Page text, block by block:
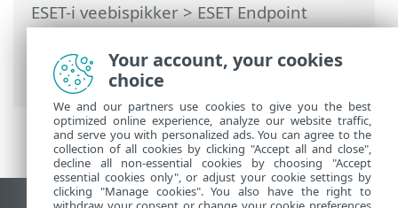
ESET-i veebispikker>ESET Endpoint
Antivirus>Täpsem häälestus>Kaitsed>
Failisüsteemi reaalajaline kaitse>
Protsesside väljajätmine
Your account, your cookies
choice
We and our partners use cookies to give you the best
optimized online experience, analyze our website traffic,
and serve you with personalized ads. You can agree to the
collection of all cookies by clicking "Accept all and close",
decline all non-essential cookies by choosing "Accept
essential cookies only", or adjust your cookie settings by
clicking "Manage cookies". You also have the right to